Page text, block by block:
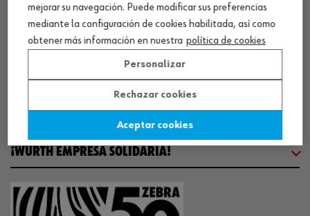
COMUNICACIÓN
NUESTROS CERTIFICADOS
¡WÜRTH EMPRESA SOLIDARIA!
mejorar su navegación. Puede modificar sus preferencias
mediante la configuración de cookies habilitada, así como
obtener más información en nuestra política de cookies
Personalizar
Rechazar cookies
Aceptar cookies